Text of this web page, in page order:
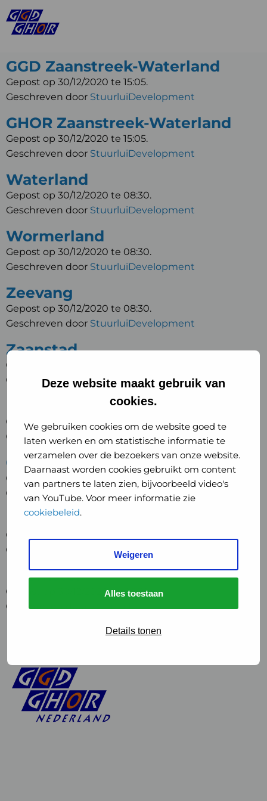
Deze website maakt gebruik van
cookies.
We gebruiken cookies om de website goed te
laten werken en om statistische informatie te
verzamelen over de bezoekers van onze website.
Daarnaast worden cookies gebruikt om content
van partners te laten zien, bijvoorbeeld video's
van YouTube. Voor meer informatie zie
cookiebeleid.
Weigeren
Alles toestaan
Details tonen
GGD Zaanstreek-Waterland
Gepost op 30/12/2020 te 15:05.
Geschreven door StuurluiDevelopment
GHOR Zaanstreek-Waterland
Gepost op 30/12/2020 te 15:05.
Geschreven door StuurluiDevelopment
Waterland
Gepost op 30/12/2020 te 08:30.
Geschreven door StuurluiDevelopment
Wormerland
Gepost op 30/12/2020 te 08:30.
Geschreven door StuurluiDevelopment
Zeevang
Gepost op 30/12/2020 te 08:30.
Geschreven door StuurluiDevelopment
Zaanstad
Gepost op 30/12/2020 te 08:30.
Geschreven doorStuurluiDevelopment
Gepost op 30/12/2020 te 08:30.
Geschreven doorStuurluiDevelopment
Oostzaan
Gepost op 30/12/2020 te 08:30.
Geschreven door StuurluiDevelopment
Purmerend
Gepost op 30/12/2020 te 08:30.
Geschreven door
StuurluiDevelopment
Beemster
Gepost op 30/12/2020 te 08:30.
Geschreven doorStuurluiDevelopment
1 »